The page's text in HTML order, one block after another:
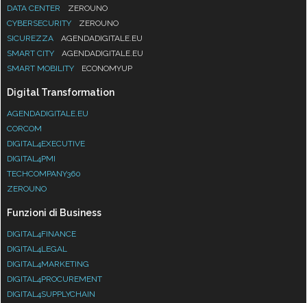
DATA CENTER
ZEROUNO
CYBERSECURITY
ZEROUNO
SICUREZZA
AGENDADIGITALE.EU
SMART CITY
AGENDADIGITALE.EU
SMART MOBILITY
ECONOMYUP
Digital Transformation
AGENDADIGITALE.EU
CORCOM
DIGITAL4EXECUTIVE
DIGITAL4PMI
TECHCOMPANY360
ZEROUNO
Funzioni di Business
DIGITAL4FINANCE
DIGITAL4LEGAL
DIGITAL4MARKETING
DIGITAL4PROCUREMENT
DIGITAL4SUPPLYCHAIN